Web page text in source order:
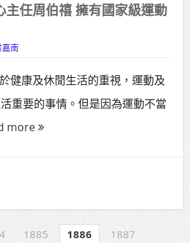
主任周伯禧 擁有國家級運動
嘉南
健康及休閒生活的重視，運動及
重要的事情。但是因為運動不當
more
1885 1886
1887